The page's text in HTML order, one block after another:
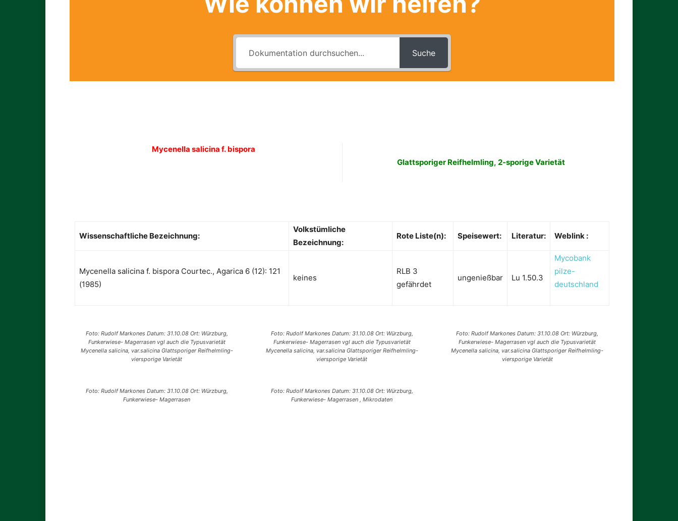
Suche
Mycenella salicina f. bispora
Glattsporiger Reifhelmling, 2-sporige Varietät
Wissenschaftliche Bezeichnung:
Volkstümliche
Bezeichnung:
Rote Liste(n): Speisewert: Literatur: Weblink :
Mycenella salicina f. bispora Courtec., Agarica 6 (12): 121
(1985)
keines
RLB 3
gefährdet
ungenießbar Lu 1.50.3
Mycobank
pilze-
deutschland
Foto: Rudolf Markones Datum: 31.10.08 Ort: Würzburg,
Funkerwiese- Magerrasen vgl auch die Typusvarietät
Mycenella salicina, var.salicina Glattsporiger Reifhelmling-
viersporige Varietät
Foto: Rudolf Markones Datum: 31.10.08 Ort: Würzburg,
Funkerwiese- Magerrasen vgl auch die Typusvarietät
Mycenella salicina, var.salicina Glattsporiger Reifhelmling-
viersporige Varietät
Foto: Rudolf Markones Datum: 31.10.08 Ort: Würzburg,
Funkerwiese- Magerrasen vgl auch die Typusvarietät
Mycenella salicina, var.salicina Glattsporiger Reifhelmling-
viersporige Varietät
Foto: Rudolf Markones Datum: 31.10.08 Ort: Würzburg,
Funkerwiese- Magerrasen
Foto: Rudolf Markones Datum: 31.10.08 Ort: Würzburg,
Funkerwiese- Magerrasen , Mikrodaten